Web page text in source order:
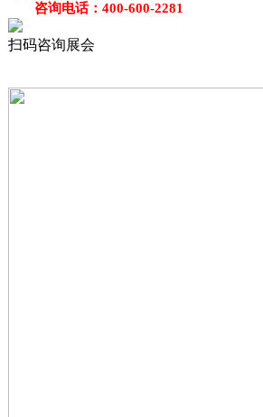
咨询电话：400-600-2281
扫码咨询展会